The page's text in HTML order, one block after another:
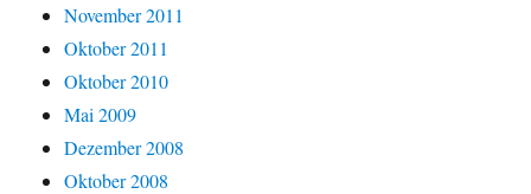
November 2011
Oktober 2011
Oktober 2010
Mai 2009
Dezember 2008
Oktober 2008